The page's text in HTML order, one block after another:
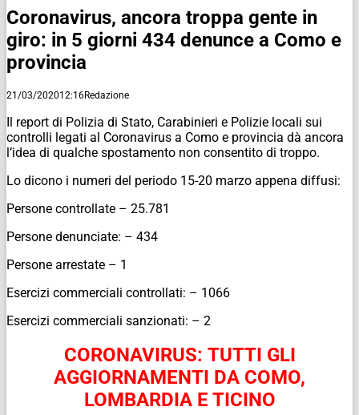
Coronavirus, ancora troppa gente in
giro: in 5 giorni 434 denunce a Como e
provincia
21/03/202012:16Redazione
Il report di Polizia di Stato, Carabinieri e Polizie locali sui
controlli legati al Coronavirus a Como e provincia dà ancora
l’idea di qualche spostamento non consentito di troppo.
Lo dicono i numeri del periodo 15-20 marzo appena diffusi:
Persone controllate – 25.781
Persone denunciate: – 434
Persone arrestate – 1
Esercizi commerciali controllati: – 1066
Esercizi commerciali sanzionati: – 2
CORONAVIRUS: TUTTI GLI
AGGIORNAMENTI DA COMO,
LOMBARDIA E TICINO